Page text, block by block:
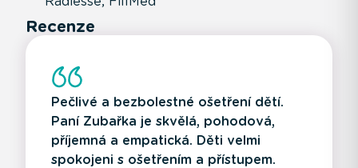
Recenze
Pečlivé a bezbolestné ošetření dětí.
Paní Zubařka je skvělá, pohodová,
příjemná a empatická. Děti velmi
spokojeni s ošetřením a přístupem.